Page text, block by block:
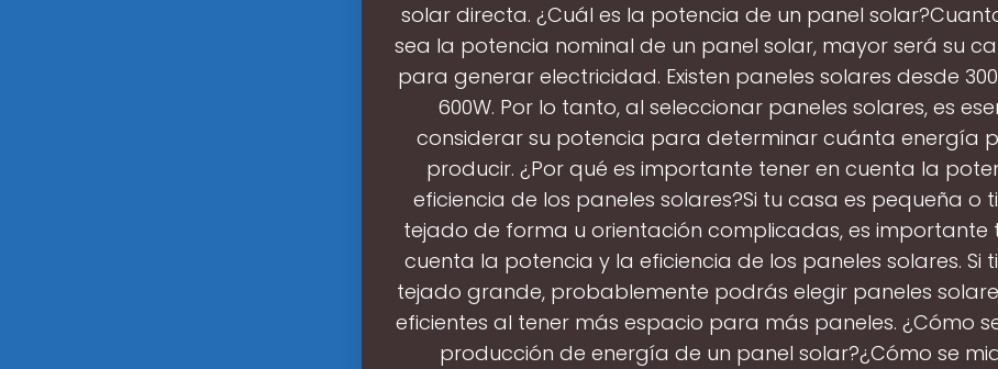
solar directa. ¿Cuál es la potencia de un panel
sea la potencia nominal de un panel solar, mayor será su
para generar electricidad. Existen paneles solares desde
600W. Por lo tanto, al seleccionar paneles solares, es
considerar su potencia para determinar cuánta energía
producir. ¿Por qué es importante tener en cuenta la
eficiencia de los paneles solares?Si tu casa es pequeña o
tejado de forma u orientación complicadas, es importante
cuenta la potencia y la eficiencia de los paneles solares. Si
tejado grande, probablemente podrás elegir paneles
eficientes al tener más espacio para más paneles. ¿Cómo
producción de energía de un panel solar?¿Cómo se